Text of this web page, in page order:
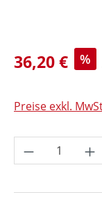
36,20 € %
Preise exkl.
Produkt